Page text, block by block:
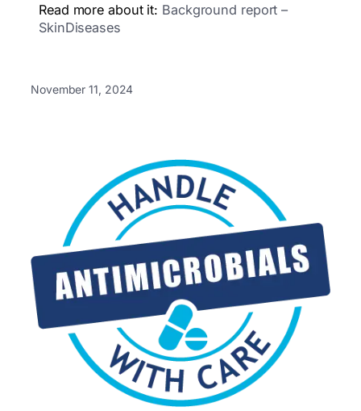
Read more about it: Background report –
SkinDiseases
November 11, 2024